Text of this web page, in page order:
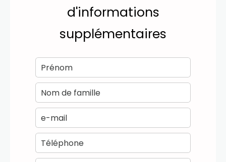
d'informations
supplémentaires